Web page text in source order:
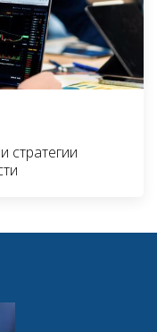
стратегии